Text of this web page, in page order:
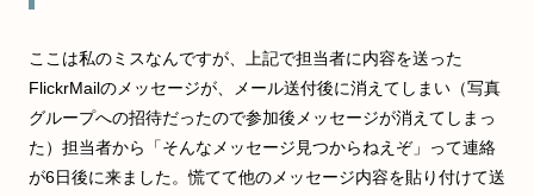
ここは私のミスなんですが、上記で担当者に内容を送った
FlickrMailのメッセージが、メール送付後に消えてしまい（写真
グループへの招待だったので参加後メッセージが消えてしまっ
た）担当者から「そんなメッセージ見つからねえぞ」って連絡
が6日後に来ました。慌てて他のメッセージ内容を貼り付けて送